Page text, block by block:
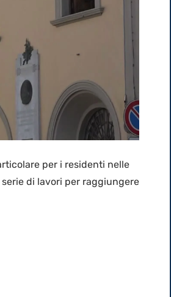
per i residenti nelle
di lavori per raggiungere